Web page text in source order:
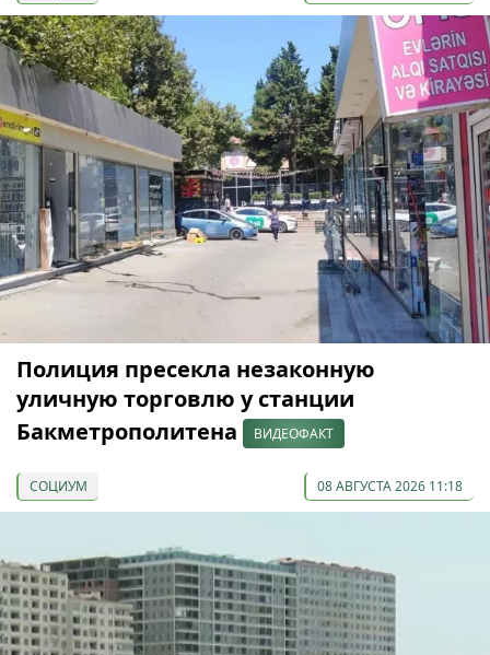
Полиция пресекла незаконную
уличную торговлю у станции
Бакметрополитена
ВИДЕОФАКТ
СОЦИУМ 08 АВГУСТА 2026 11:18